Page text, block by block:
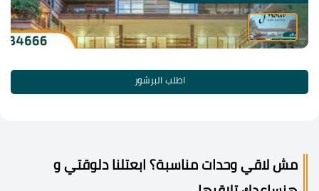
اطلب البرشور
مش لاقي وحدات مناسبة؟ ابعتلنا دلوقتي و